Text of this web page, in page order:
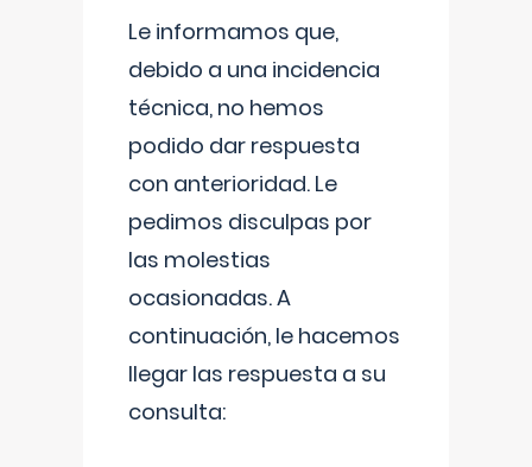
Le informamos que,
debido a una incidencia
técnica, no hemos
podido dar respuesta
con anterioridad. Le
pedimos disculpas por
las molestias
ocasionadas. A
continuación, le hacemos
llegar las respuesta a su
consulta: